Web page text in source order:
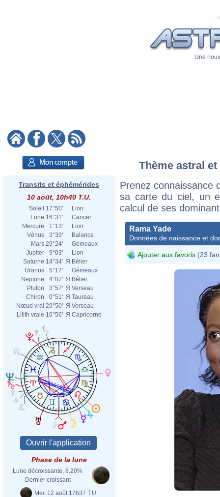
Une
Transits et éphémérides
10 août, 10h40 T.U.
Soleil 17°50'
Lion
Lune 16°31'
Cancer
Mercure
1°13'
Lion
Vénus
3°39'
Balance
Mars 29°24'
Gémeaux
Jupiter
9°03'
Lion
Saturne 14°34' Я Bélier
Uranus
5°17'
Gémeaux
Neptune
4°07' Я Bélier
Pluton
3°57' Я Verseau
Chiron
0°51' Я Taureau
Nœud vrai 29°50' Я Verseau
Lilith vraie 16°56' Я Capricorne
Phase de la lune
Lune décroissante, 8.20%
Dernier croissant
Mer. 12 août 17h37 T.U.
Thème astral
Prenez connaissance
sa carte du ciel, un
calcul de ses
Rama Yade
Données de naissance et
Ajouter aux favoris (23